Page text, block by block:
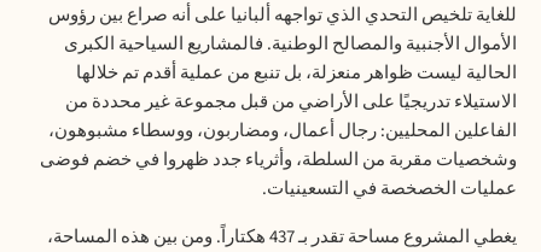
للغاية تلخيص التحدي الذي تواجهه ألبانيا على أنه صراع بين رؤوس
الأموال الأجنبية والمصالح الوطنية. فالمشاريع السياحية الكبرى
الحالية ليست ظواهر منعزلة، بل تنبع من عملية أقدم تم خلالها
الاستيلاء تدريجيًا على الأراضي من قبل مجموعة غير محددة من
الفاعلين المحليين: رجال أعمال، ومضاربون، ووسطاء مشبوهون،
وشخصيات مقربة من السلطة، وأثرياء جدد ظهروا في خضم فوضى
عمليات الخصخصة في التسعينيات.
يغطي المشروع مساحة تقدر بـ 437 هكتاراً. ومن بين هذه المساحة،